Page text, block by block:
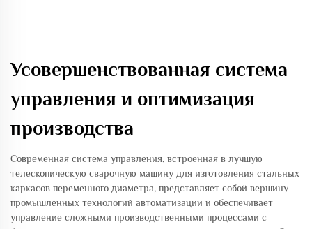
Усовершенствованная система
управления и оптимизация
производства
Современная система управления, встроенная в лучшую
телескопическую сварочную машину для изготовления стальных
каркасов переменного диаметра, представляет собой вершину
промышленных технологий автоматизации и обеспечивает
управление сложными производственными процессами с